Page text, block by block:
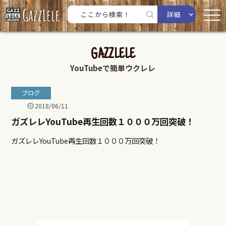
詳細
GAZZLELE
YouTubeで簡単ウクレレ
ブログ
2018/06/11
ガズレレYouTube再生回数１０００万回突破！
ガズレレYouTube再生回数１０００万回突破！